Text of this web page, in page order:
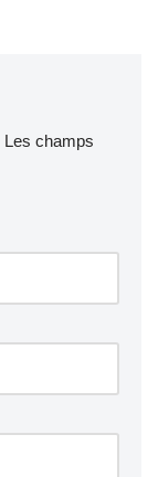
Les champs